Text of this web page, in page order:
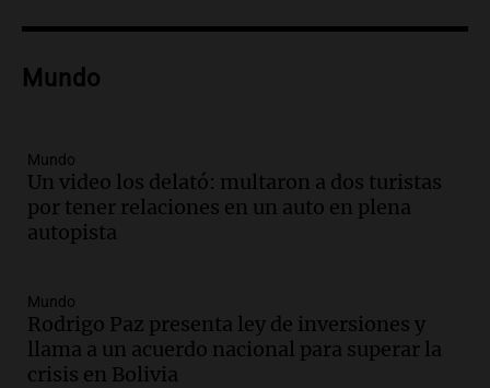
Procrear en la provincia
Episodios
y críticas entre senadores
Panorama Federal
Episodios
Audio.
Marocco
Panorama Federal
Episodios
Audio.Ordenan el reintegro de dos
Mundo
Mundo
Un video los delató: multaron a dos turistas
por tener relaciones en un auto en plena
autopista
Mundo
Rodrigo Paz presenta ley de inversiones y
llama a un acuerdo nacional para superar la
crisis en Bolivia